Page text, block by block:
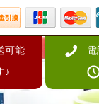
可能
♪